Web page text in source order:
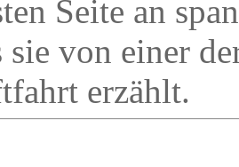
Seite an
sie von einer
erzählt.